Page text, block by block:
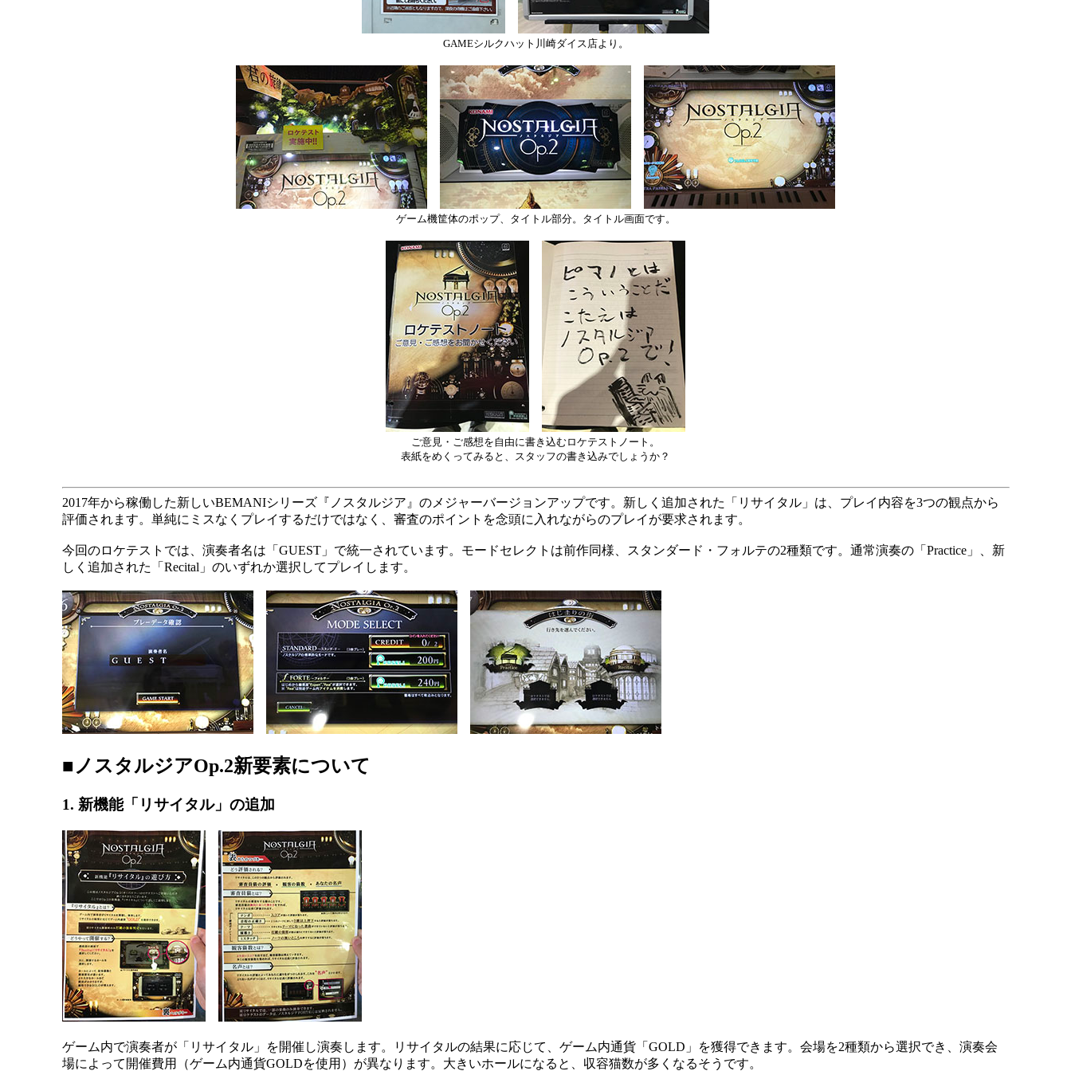
GAMEシルクハット川崎ダイス店より。
ゲーム機筐体のポップ、タイトル部分。タイトル画面です。
ご意見・ご感想を自由に書き込むロケテストノート。
表紙をめくってみると、スタッフの書き込みでしょうか？
2017年から稼働した新しいBEMANIシリーズ『ノスタルジア』のメジャーバージョンアップです。新しく追加された「リサイタル」は、プレイ内容を3つの観点から
評価されます。単純にミスなくプレイするだけではなく、審査のポイントを念頭に入れながらのプレイが要求されます。
今回のロケテストでは、演奏者名は「GUEST」で統一されています。モードセレクトは前作同様、スタンダード・フォルテの2種類です。通常演奏の「Practice」、新
しく追加された「Recital」のいずれか選択してプレイします。
■ノスタルジアOp.2新要素について
1. 新機能「リサイタル」の追加
ゲーム内で演奏者が「リサイタル」を開催し演奏します。リサイタルの結果に応じて、ゲーム内通貨「GOLD」を獲得できます。会場を2種類から選択でき、演奏会
場によって開催費用（ゲーム内通貨GOLDを使用）が異なります。大きいホールになると、収容猫数が多くなるそうです。